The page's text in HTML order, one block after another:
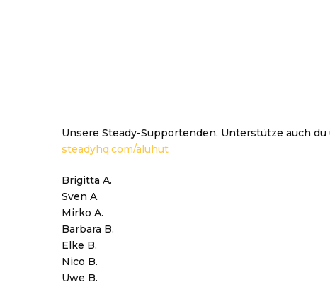
Unsere Steady-Supportenden. Unterstütze auch
steadyhq.com/aluhut
Brigitta A.
Sven A.
Mirko A.
Barbara B.
Elke B.
Nico B.
Uwe B.